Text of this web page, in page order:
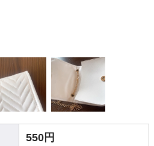
550円